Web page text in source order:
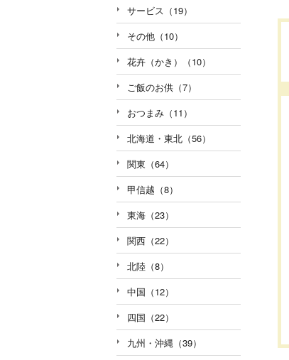
サービス（19）
その他（10）
花卉（かき）（10）
ご飯のお供（7）
おつまみ（11）
北海道・東北（56）
関東（64）
甲信越（8）
東海（23）
関西（22）
北陸（8）
中国（12）
四国（22）
九州・沖縄（39）